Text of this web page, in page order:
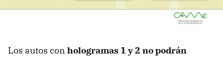
Los autos con hologramas 1 y 2 no podrán